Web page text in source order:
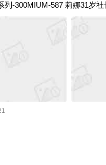
列-300MIUM-587 莉娜31岁社